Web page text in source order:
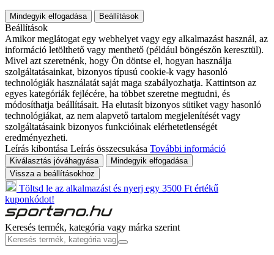
Mindegyik elfogadása Beállítások
Beállítások
Amikor meglátogat egy webhelyet vagy egy alkalmazást használ, az
információ letölthető vagy menthető (például böngészőn keresztül).
Mivel azt szeretnénk, hogy Ön döntse el, hogyan használja
szolgáltatásainkat, bizonyos típusú cookie-k vagy hasonló
technológiák használatát saját maga szabályozhatja. Kattintson az
egyes kategóriák fejlécére, ha többet szeretne megtudni, és
módosíthatja beállításait. Ha elutasít bizonyos sütiket vagy hasonló
technológiákat, az nem alapvető tartalom megjelenítését vagy
szolgáltatásaink bizonyos funkcióinak elérhetetlenségét
eredményezheti.
Leírás kibontása Leírás összecsukása További információ
Kiválasztás jóváhagyása
Mindegyik elfogadása
Vissza a beállításokhoz
Töltsd le az alkalmazást és nyerj egy 3500 Ft értékű
kuponkódot!
Keresés termék, kategória vagy márka szerint